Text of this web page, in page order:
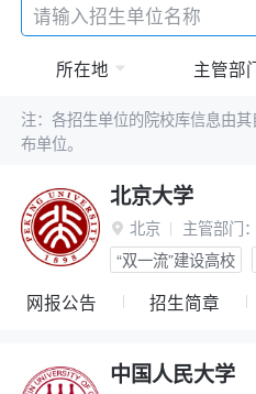
所在地 主管部
注：各招生单位的院校库信息由
布单位。
北京大学
 北京 主管部门：
“双一流”建设高校
网报公告 招生简章
中国人民大学